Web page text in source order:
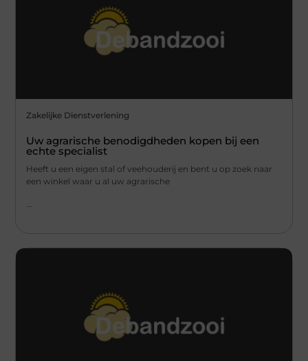
Zakelijke Dienstverlening
Uw agrarische benodigdheden kopen bij een
echte specialist
Heeft u een eigen stal of veehouderij en bent u op zoek naar
een winkel waar u al uw agrarische